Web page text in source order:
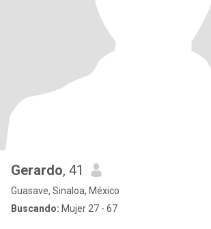
Gerardo, 41
Guasave, Sinaloa, México
Buscando: Mujer 27 - 67